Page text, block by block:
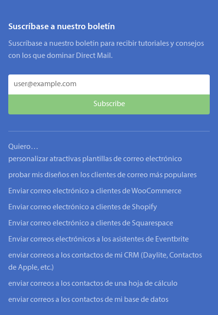
Suscríbase a nuestro boletín
Suscríbase a nuestro boletín para recibir tutoriales y consejos
con los que dominar Direct Mail.
Quiero…
personalizar atractivas plantillas de correo electrónico
probar mis diseños en los clientes de correo más populares
Enviar correo electrónico a clientes de WooCommerce
Enviar correo electrónico a clientes de Shopify
Enviar correo electrónico a clientes de Squarespace
Enviar correos electrónicos a los asistentes de Eventbrite
enviar correos a los contactos de mi CRM (Daylite, Contactos
de Apple, etc.)
enviar correos a los contactos de una hoja de cálculo
enviar correos a los contactos de mi base de datos